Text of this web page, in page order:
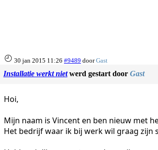
30 jan 2015 11:26 #9489 doorGast
Installatie werkt nietwerd gestart door Gast
Hoi,
Mijn naam is Vincent en ben nieuw met
Het bedrijf waar ik bij werk wil graag zijn